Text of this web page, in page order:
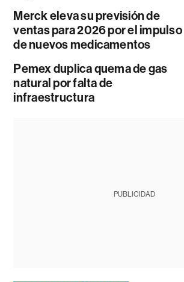
Merck eleva su previsión de
ventas para 2026 por el impulso
de nuevos medicamentos
Pemex duplica quema de gas
natural por falta de
infraestructura
PUBLICIDAD